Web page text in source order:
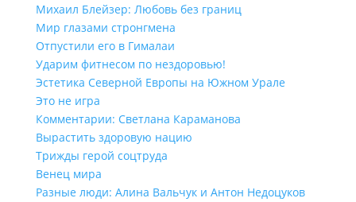
Михаил Блейзер: Любовь без границ
Мир глазами стронгмена
Отпустили его в Гималаи
Ударим фитнесом по нездоровью!
Эстетика Северной Европы на Южном Урале
Это не игра
Комментарии: Светлана Караманова
Вырастить здоровую нацию
Трижды герой соцтруда
Венец мира
Разные люди: Алина Вальчук и Антон Недоцуков